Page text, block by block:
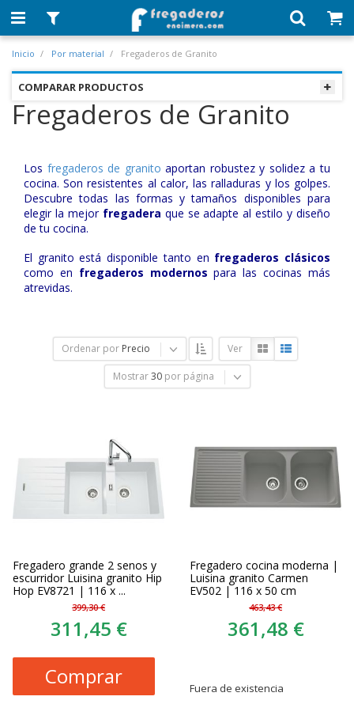
Inicio Por material Fregaderos de Granito
COMPARAR PRODUCTOS
Fregaderos de Granito
Los fregaderos de granito aportan robustez y solidez a tu
cocina. Son resistentes al calor, las ralladuras y los golpes.
Descubre todas las formas y tamaños disponibles para
elegir la mejor fregadera que se adapte al estilo y diseño
de tu cocina.
El granito está disponible tanto en fregaderos clásicos
como en fregaderos modernos para las cocinas más
atrevidas.
Ordenar por Precio Ver
Mostrar 30 por página
Fregadero grande 2 senos y
escurridor Luisina granito Hip
Hop EV8721 | 116 x ...
399,30 €
311,45 €
Comprar
Fregadero cocina moderna |
Luisina granito Carmen
EV502 | 116 x 50 cm
463,43 €
361,48 €
Fuera de existencia